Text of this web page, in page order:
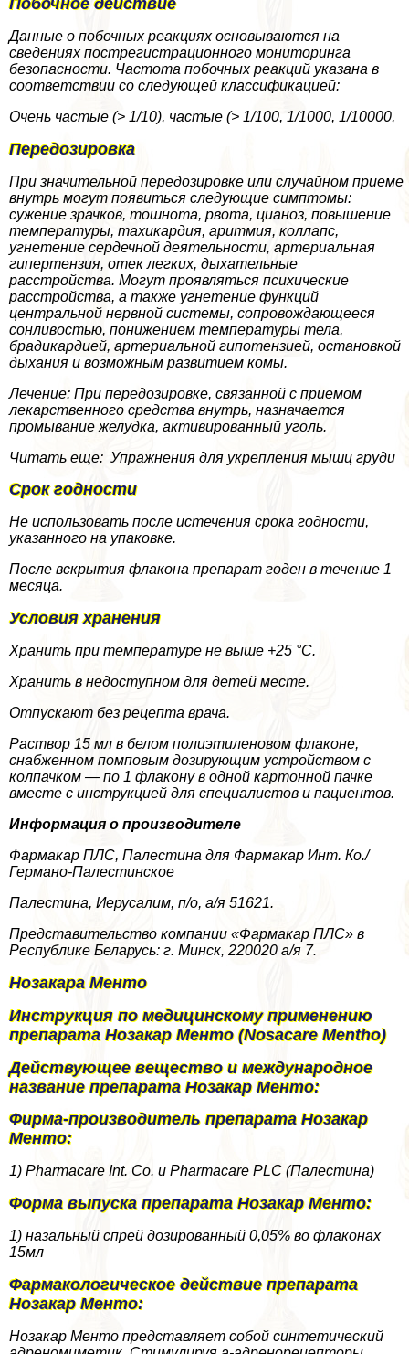
Данные о побочных реакциях основываются на
сведениях пострегистрационного мониторинга
безопасности. Частота побочных реакций указана в
соответствии со следующей классификацией:
Очень частые (> 1/10), частые (> 1/100, 1/1000, 1/10000,
Передозировка
При значительной передозировке или случайном приеме
внутрь могут появиться следующие симптомы:
сужение зрачков, тошнота, рвота, цианоз, повышение
температуры, тахикардия, аритмия, коллапс,
угнетение сердечной деятельности, артериальная
гипертензия, отек легких, дыхательные
расстройства. Могут проявляться психические
расстройства, а также угнетение функций
центральной нервной системы, сопровождающееся
сонливостью, понижением температуры тела,
брадикардией, артериальной гипотензией, остановкой
дыхания и возможным развитием комы.
Лечение: При передозировке, связанной с приемом
лекарственного средства внутрь, назначается
промывание желудка, активированный уголь.
Читать еще: Упражнения для укрепления мышц гpyди
Срок годности
Не использовать после истечения срока годности,
указанного на упаковке.
После вскрытия флакона препарат годен в течение 1
месяца.
Условия хранения
Хранить при температуре не выше +25 °C.
Хранить в недоступном для детей месте.
Отпускают без рецепта врача.
Раствор 15 мл в белом полиэтиленовом флаконе,
снабженном помповым дозирующим устройством с
колпачком — по 1 флакону в одной картонной пачке
вместе с инструкцией для специалистов и пациентов.
Информация о производителе
Фармакар ПЛС, Палестина для Фармакар Инт. Ко./
Германо-Палестинское
Палестина, Иерусалим, п/о, а/я 51621.
Представительство компании «Фармакар ПЛС» в
Республике Беларусь: г. Минск, 220020 а/я 7.
Нозакара Менто
Инструкция по медицинскому применению
препарата Нозакар Менто (Nosacare Mentho)
Действующее вещество и международное
название препарата Нозакар Менто:
Фирма-производитель препарата Нозакар
Менто:
1) Pharmacare Int. Co. и Pharmacare PLC (Палестина)
Форма выпуска препарата Нозакар Менто:
1) назальный спрей дозированный 0,05% во флаконах
15мл
Фармакологическое действие препарата
Нозакар Менто:
Нозакар Менто представляет собой синтетический